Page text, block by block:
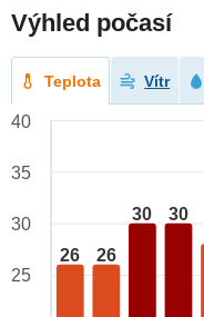
Výhled počasí
Teplota Vítr
26 26
30 30
40
35
30
25